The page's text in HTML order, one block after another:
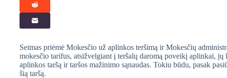
Seimas priėmė Mokesčio už aplinkos teršimą ir Mokesčių
mokesčio tarifus, atsižvelgiant į teršalų daromą poveikį aplinkai,
aplinkos taršą ir taršos mažinimo sąnaudas. Tokiu būdu, pasak
šią taršą.